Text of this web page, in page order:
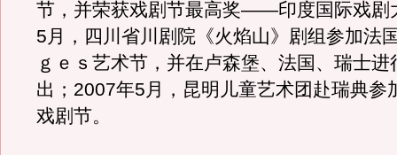
节，并荣获戏剧节最高奖——印度国际戏剧
5月，四川省川剧院《火焰山》剧组参加法
ｇｅｓ艺术节，并在卢森堡、法国、瑞士
出；2007年5月，昆明儿童艺术团赴瑞典参
戏剧节。